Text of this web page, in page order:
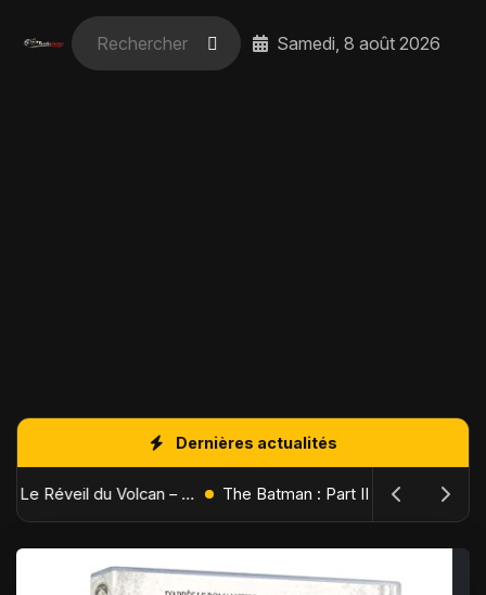
Samedi, 8 août 2026
Dernières actualités
The Batman : Part II – Robert Pattinson replonge dans les ténèbres de Gotham dès octobre 2027